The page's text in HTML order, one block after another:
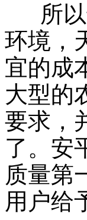
所以
环境，
宜的成
大型的
要求，
了。安
质量第
用户给